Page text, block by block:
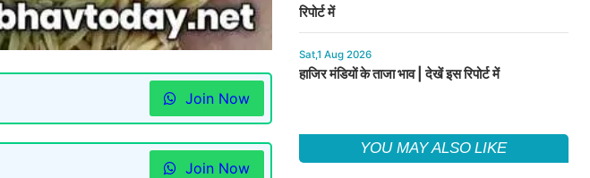
Join Now
Join Now
रिपोर्ट में
Sat,1 Aug 2026
हाजिर मंडियों के ताजा भाव | देखें इस रिपोर्ट में
YOU MAY ALSO LIKE